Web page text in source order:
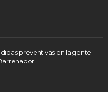
preventivas en la gente